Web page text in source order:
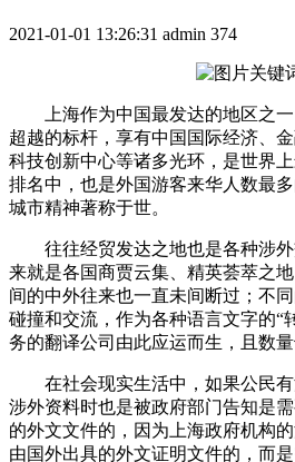
2021-01-01 13:26:31 admin 374
上海作为中国最发达的地区之
超越的标杆，享有中国国际经济、
科技创新中心等诸多光环，是世界
排名中，也是外国游客来华人数最
城市精神著称于世。
往往经贸发达之地也是各种涉
来就是各国商贾云集、精英荟萃之
间的中外往来也一直未间断过；不
碰撞和交流，作为各种语言文字的“
务的翻译公司由此应运而生，且数量
在社会现实生活中，如果公民
涉外资料时也是被政府部门告知是
的外文文件的，因为上海政府机构
由国外出具的外文证明文件的，而